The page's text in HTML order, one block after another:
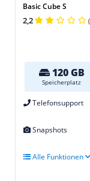
Basic Cube S
2,2
120 GB
Speicherplatz
Telefonsupport
Snapshots
Alle Funktionen